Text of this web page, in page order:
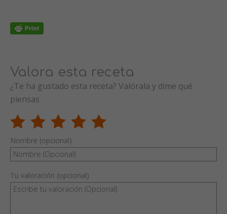
Valora esta receta
¿Te ha gustado esta receta? Valórala y dime qué
piensas
Nombre (opcional)
Tu valoración (opcional)